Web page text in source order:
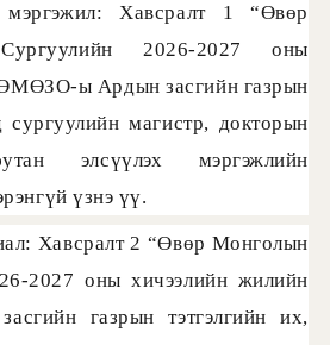
мэргэжил: Хавсралт 1 “Өвөр
2026-2027 оны
ы Ардын засгийн газрын
сургуулийн магистр, докторын
элсүүлэх мэргэжлийн
үзнэ үү.
Хавсралт 2 “Өвөр Монголын
2027 оны хичээлийн жилийн
газрын тэтгэлгийн их,